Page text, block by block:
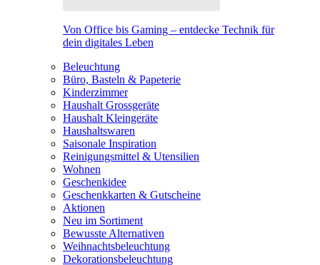
Von Office bis Gaming – entdecke Technik für
dein digitales Leben
Beleuchtung
Büro, Basteln & Papeterie
Kinderzimmer
Haushalt Grossgeräte
Haushalt Kleingeräte
Haushaltswaren
Saisonale Inspiration
Reinigungsmittel & Utensilien
Wohnen
Geschenkidee
Geschenkkarten & Gutscheine
Aktionen
Neu im Sortiment
Bewusste Alternativen
Weihnachtsbeleuchtung
Dekorationsbeleuchtung